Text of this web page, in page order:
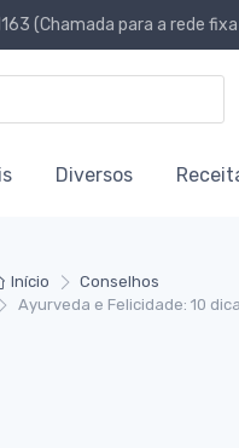
(Chamada para a rede
Diversos
Início
Conselhos
Ayurveda e Felicidade: 10